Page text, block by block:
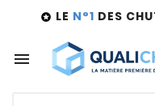
 LE N°1 DES
